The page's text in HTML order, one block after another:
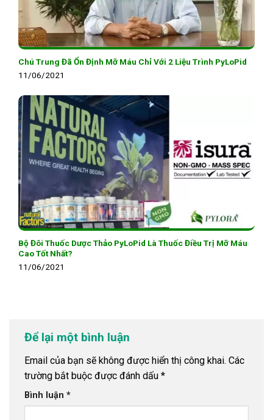
Chú Trung Đã Ổn Định Mỡ Máu Chỉ Với 2 Liệu Trình PyLoPid
11/06/2021
Bộ Đôi Thuốc Dược Thảo PyLoPid Là Thuốc Điều Trị Mỡ Máu
Cao Tốt Nhất?
11/06/2021
Để lại một bình luận
Email của bạn sẽ không được hiển thị công khai. Các
trường bắt buộc được đánh dấu *
Bình luận *